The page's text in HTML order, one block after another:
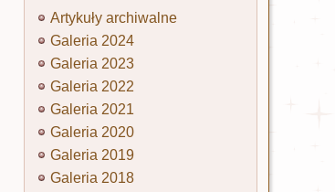
Artykuły archiwalne
Galeria 2024
Galeria 2023
Galeria 2022
Galeria 2021
Galeria 2020
Galeria 2019
Galeria 2018